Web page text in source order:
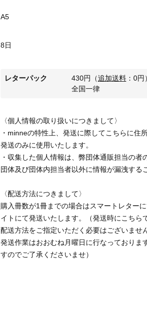
A5
8日
レターパック 430円 （追加送料 ： 0円）
全国一律
〈個人情報の取り扱いにつきまして〉
・minneの特性上、発送に際してこちらに住
発送のみに使用いたします。
・収集した個人情報は、弊団体通販担当の
団体及び団体内担当者以外に情報が漏洩する
〈配送方法につきまして〉
購入冊数が1冊までの場合はスマートレター
イトにて発送いたします。（発送時にこちら
配送方法をご指定いただく必要はございません
発送作業はおおむね月曜日に行なっておりま
すのでご了承くださいませ）